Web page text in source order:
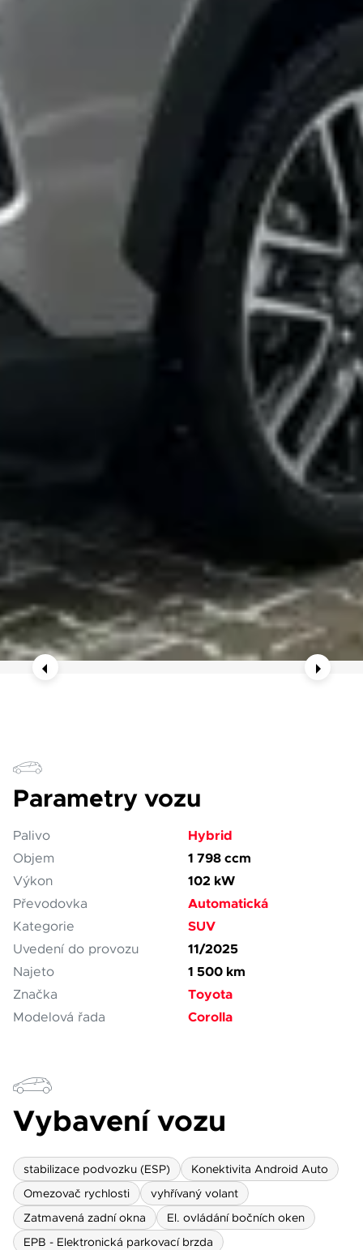
Parametry vozu
Palivo Hybrid
Objem 1 798 ccm
Výkon 102 kW
Převodovka Automatická
Kategorie SUV
Uvedení do provozu 11/2025
Najeto 1 500 km
Značka Toyota
Modelová řada Corolla
Vybavení vozu
stabilizace podvozku (ESP)
Konektivita Android Auto
Omezovač rychlosti
vyhřívaný volant
Zatmavená zadní okna
El. ovládání bočních oken
EPB - Elektronická parkovací brzda